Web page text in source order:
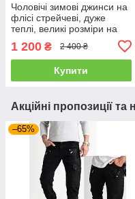
Чоловічі зимові джинси на
флісі стрейчеві, дуже
теплі, великі розміри на
Туреччина
1 200 ₴ 2 400 ₴
Купити
Акційні пропозиції та
–65%